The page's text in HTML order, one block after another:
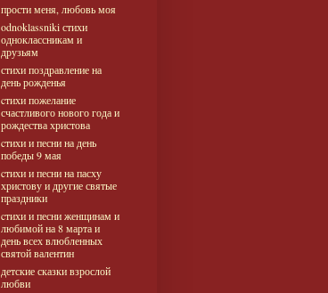
прости меня, любовь моя
odnoklassniki стихи
одноклассникам и
друзьям
стихи поздравление на
день рожденья
cтихи пожелание
счастливого нового года и
рождества христова
cтихи и песни на день
победы 9 мая
cтихи и песни на пасху
христову и другие святые
праздники
cтихи и песни женщинам и
любимой на 8 марта и
день всех влюбленных
святой валентин
детские сказки взрослой
любви